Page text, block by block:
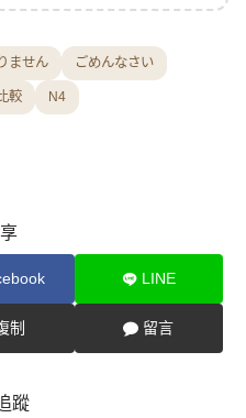
ません ごめんなさい
較 N4
LINE
制 留言
蹤